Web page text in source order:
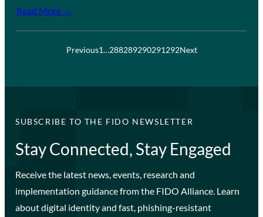
Read More →
Previous1…288289290291292Next
SUBSCRIBE TO THE FIDO NEWSLETTER
Stay Connected, Stay Engaged
Receive the latest news, events, research and
implementation guidance from the FIDO Alliance. Learn
about digital identity and fast, phishing-resistant